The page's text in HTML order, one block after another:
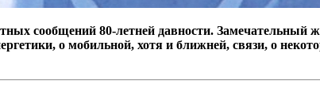
сообщений 80-летней давности. Замечательный
о мобильной, хотя и ближней, связи, о